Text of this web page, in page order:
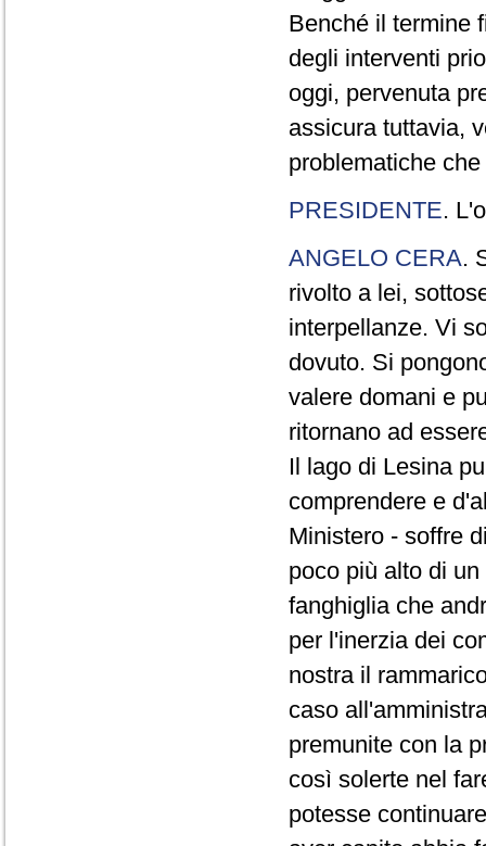
Benché il termine
degli interventi
oggi, pervenuta
assicura tuttavia,
problematiche
PRESIDENTE.
ANGELO CERA.
rivolto a lei,
interpellanze. Vi
dovuto. Si
valere domani e
ritornano ad
Il lago di Lesina
comprendere e
Ministero - soffre
poco più alto di
fanghiglia che
per l'inerzia dei
nostra il
caso
premunite con la
così solerte nel
potesse